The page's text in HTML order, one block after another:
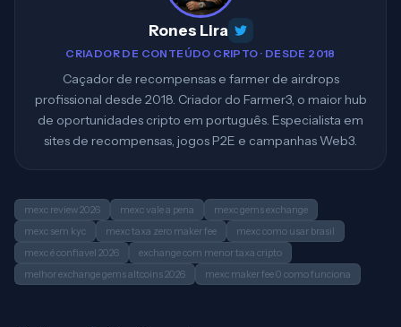
Rones Lira
CRIADOR DE CONTEÚDO CRIPTO · DESDE 2018
Caçador de recompensas e farmer de airdrops
profissional desde 2018. Criador do Farmer3, o maior hub
de oportunidades cripto em português. Especialista em
sites de recompensas, jogos P2E e campanhas Web3.
mexc review 2026 mexc vale a pena
mexc gems exchange
mexc sem kyc
mexc taxa zero maker fee
mexc como usar brasil
mexc é confiavel 2026
exchange com menor taxa cripto
melhor exchange gems altcoins 2026
mexc maker fee 0 como funciona